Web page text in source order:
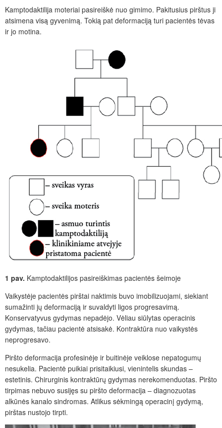
Kamptodaktilija moteriai pasireiškė nuo gimimo. Pakitusius pirštus ji
atsimena visą gyvenimą. Tokią pat deformaciją turi pacientės tėvas
ir jo motina.
1 pav. Kamptodaktilijos pasireiškimas pacientės šeimoje
Vaikystėje pacientės pirštai naktimis buvo imobilizuojami, siekiant
sumažinti jų deformaciją ir suvaldyti ligos progresavimą.
Konservatyvus gydymas nepadėjo. Vėliau siūlytas operacinis
gydymas, tačiau pacientė atsisakė. Kontraktūra nuo vaikystės
neprogresavo.
Piršto deformacija profesinėje ir buitinėje veiklose nepatogumų
nesukelia. Pacientė puikiai prisitaikiusi, vienintelis skundas –
estetinis. Chirurginis kontraktūrų gydymas nerekomenduotas. Piršto
tirpimas nebuvo susijęs su piršto deformacija – diagnozuotas
alkūnės kanalo sindromas. Atlikus sėkmingą operacinį gydymą,
pirštas nustojo tirpti.